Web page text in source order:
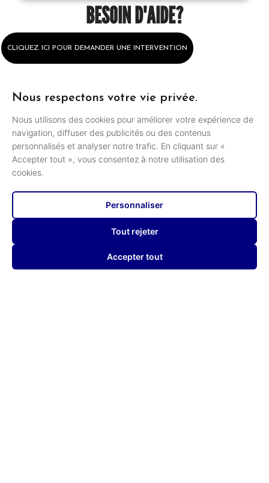
BESOIN D'AIDE?
CLIQUEZ ICI POUR DEMANDER UNE INTERVENTION
Nous respectons votre vie privée.
Nous utilisons des cookies pour améliorer votre expérience de
navigation, diffuser des publicités ou des contenus
personnalisés et analyser notre trafic. En cliquant sur «
Accepter tout », vous consentez à notre utilisation des
cookies.
Personnaliser
Tout rejeter
Accepter tout